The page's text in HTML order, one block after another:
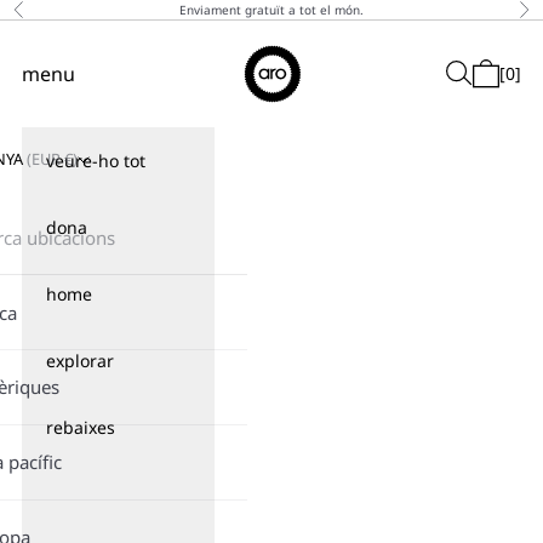
↵Skip to content
↵Skip to menu
↵Skip to footer
↵Open Accessibility Widget
Saltar al contingut
Anterior Enviament gratuït a tot el món. A
Aro
Navigation menu
menu Search
Cistella
[0]
veure-ho tot
dona
home
explorar
rebaixes
(EUR€)
pacífic